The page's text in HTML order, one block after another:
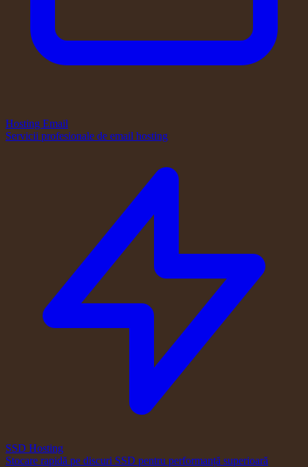
Hosting Email
Servicii profesionale de email hosting
SSD Hosting
Stocare rapidă pe discuri SSD pentru performanță superioară